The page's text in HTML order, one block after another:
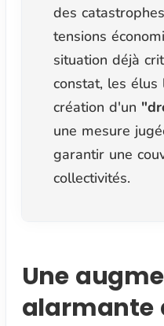
des
tensions
situation déjà
constat, les
création d'un
une mesure
garantir une
collectivités.
Une
alarmante